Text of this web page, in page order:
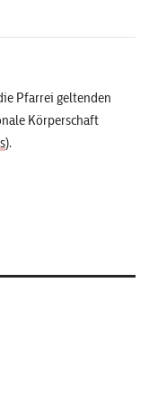
Pfarrei geltenden
Körperschaft
).